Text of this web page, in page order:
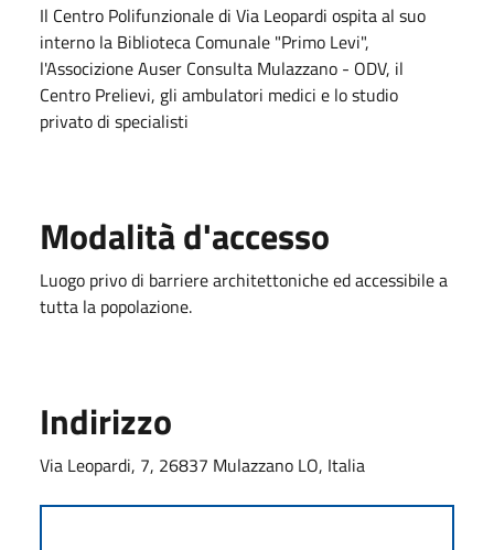
Il Centro Polifunzionale di Via Leopardi ospita al suo
interno la Biblioteca Comunale "Primo Levi",
l'Associzione Auser Consulta Mulazzano - ODV, il
Centro Prelievi, gli ambulatori medici e lo studio
privato di specialisti
Modalità d'accesso
Luogo privo di barriere architettoniche ed accessibile a
tutta la popolazione.
Indirizzo
Via Leopardi, 7, 26837 Mulazzano LO, Italia